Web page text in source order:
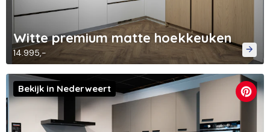
Witte premium matte hoekkeuken
14.995,-
Bekijk in Nederweert